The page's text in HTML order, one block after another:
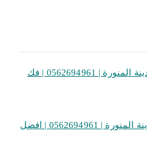
فني تركيب مطابخ بالمدينة المنورة | 0562694961 | فك
فني تركيب ستاير بالمدينة المنورة | 0562694961 | افضل